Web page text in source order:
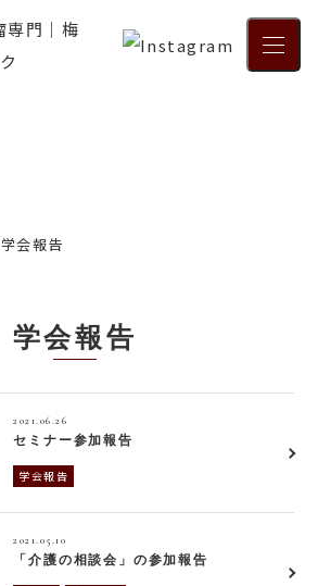
学会報告
学会報告
2021.06.26
セミナー参加報告
学会報告
2021.05.10
「介護の相談会」の参加報告
メニュ